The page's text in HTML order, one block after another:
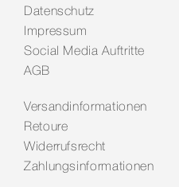
Datenschutz
Impressum
Social Media Auftritte
AGB
Versandinformationen
Retoure
Widerrufsrecht
Zahlungsinformationen